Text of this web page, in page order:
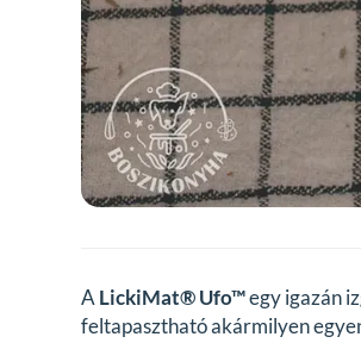
A LickiMat® Ufo™egy igazán
feltapasztható akármilyen